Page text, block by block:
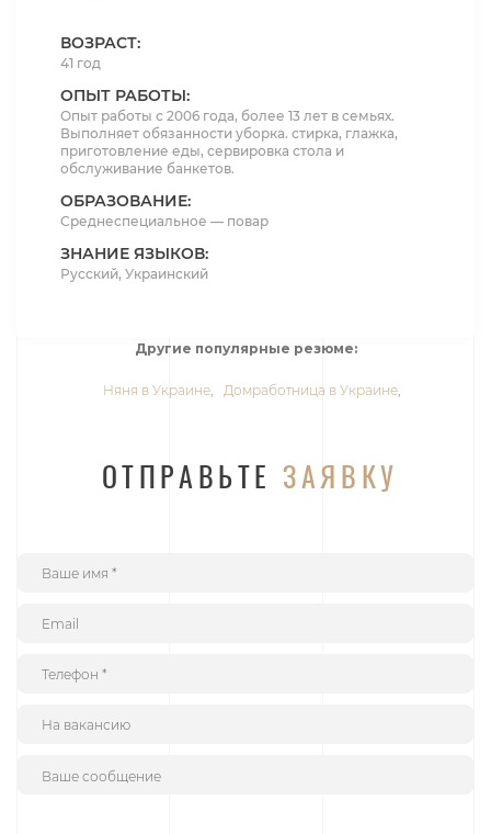
ВОЗРАСТ:
41 год
ОПЫТ РАБОТЫ:
Опыт работы с 2006 года, более 13 лет в семьях.
Выполняет обязанности уборка. стирка, глажка,
приготовление еды, сервировка стола и
обслуживание банкетов.
ОБРАЗОВАНИЕ:
Среднеспециальное — повар
ЗНАНИЕ ЯЗЫКОВ:
Русский, Украинский
Другие популярные резюме:
Няня в Украине, Домработница в Украине,
ОТПРАВЬТЕ ЗАЯВКУ